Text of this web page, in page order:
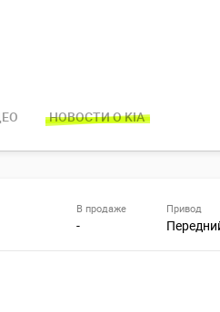
НОВОСТИ О KIA
В продаже
-
Привод